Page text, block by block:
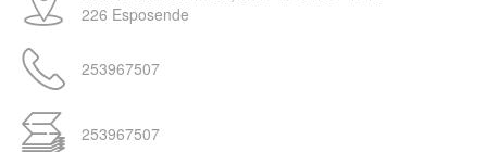
226 Esposende
253967507
253967507